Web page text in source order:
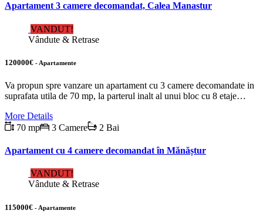
Apartament 3 camere decomandat, Calea Manastur
VANDUT!
Vândute & Retrase
120000€ - Apartamente
Va propun spre vanzare un apartament cu 3 camere decomandate in
suprafata utila de 70 mp, la parterul inalt al unui bloc cu 8 etaje…
More Details
70 mp
3 Camere 2 Bai
Apartament cu 4 camere decomandat în Mănăștur
VANDUT!
Vândute & Retrase
115000€ - Apartamente